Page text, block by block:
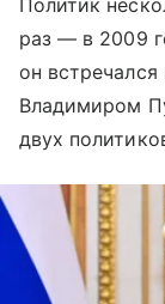
раз — в 2009
он
Владимиром
двух